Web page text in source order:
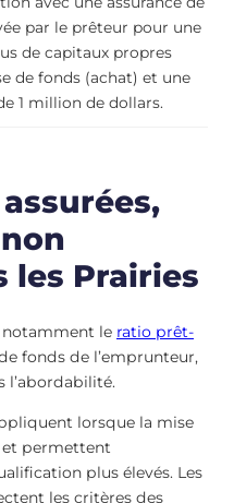
par le prêteur pour une
de capitaux propres
de fonds (achat) et une
1 million de dollars.
les Prairies
notamment le ratio prêt-
fonds de l’emprunteur,
l’abordabilité.
lorsque la mise
et permettent
plus élevés. Les
les critères des